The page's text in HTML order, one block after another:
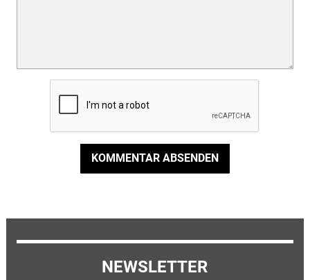
KOMMENTAR ABSENDEN
NEWSLETTER